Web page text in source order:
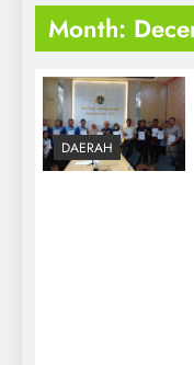
Month:
DAERAH